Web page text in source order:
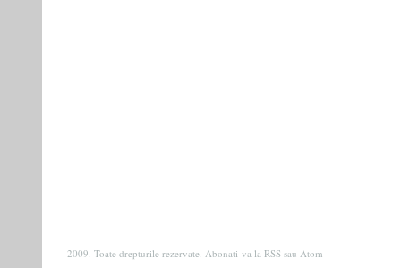
2009. Toate drepturile rezervate. Abonati-va la RSS sau Atom